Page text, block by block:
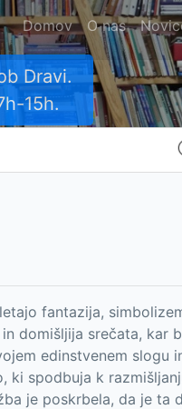
Domov O nas
Dravi.
15h.
fantazija,
domišljija srečata, kar
edinstvenem slogu
spodbuja k
je poskrbela, da je ta